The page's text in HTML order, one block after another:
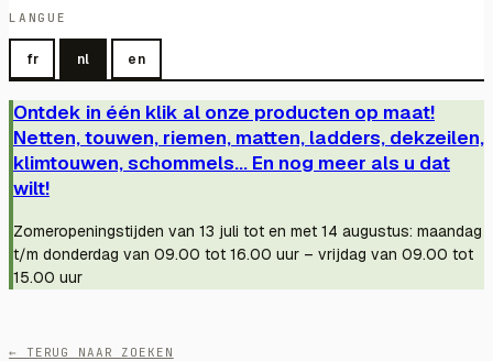
LANGUE
fr nl en
Ontdek in één klik al onze producten op maat!
Netten, touwen, riemen, matten, ladders, dekzeilen,
klimtouwen, schommels... En nog meer als u dat
wilt!
Zomeropeningstijden van 13 juli tot en met 14 augustus: maandag
t/m donderdag van 09.00 tot 16.00 uur – vrijdag van 09.00 tot
15.00 uur
← TERUG NAAR ZOEKEN